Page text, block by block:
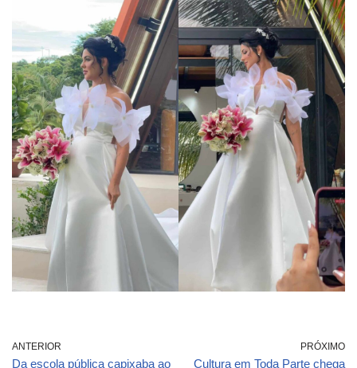
ANTERIOR
Da escola pública capixaba ao
PRÓXIMO
Cultura em Toda Parte chega